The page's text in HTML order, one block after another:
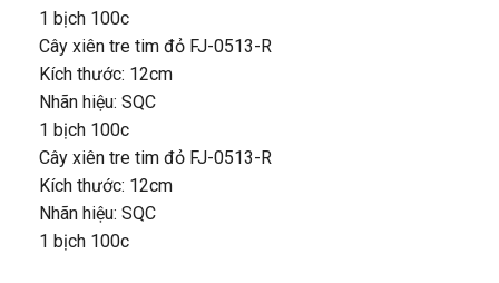
1 bịch 100c
Cây xiên tre tim đỏ FJ-0513-R
Kích thước: 12cm
Nhãn hiệu: SQC
1 bịch 100c
Cây xiên tre tim đỏ FJ-0513-R
Kích thước: 12cm
Nhãn hiệu: SQC
1 bịch 100c